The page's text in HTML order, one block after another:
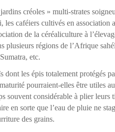
créoles » multi-strates
les caféiers cultivés en association
de la céréaliculture à
plusieurs régions de l’Afrique
etc.
dont les épis totalement protégés
pourraient-elles être utiles
souvent considérable à plier leurs
en sorte que l’eau de pluie ne
des grains.